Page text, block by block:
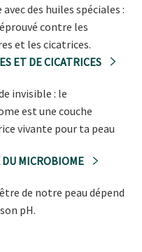
avec des huiles spéciales :
contre les
et les cicatrices.
ET DE CICATRICES
invisible : le
est une couche
vivante pour ta peau
DU MICROBIOME
de notre peau dépend
pH.